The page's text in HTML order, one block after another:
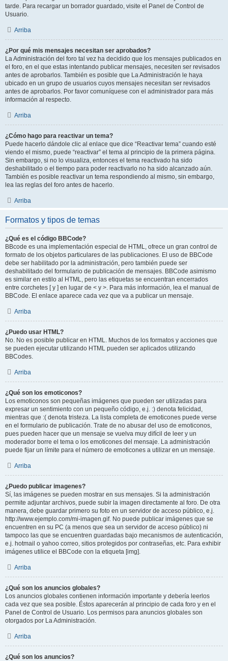
tarde. Para recargar un borrador guardado, visite el Panel de Control de
Usuario.
Arriba
¿Por qué mis mensajes necesitan ser aprobados?
La Administración del foro tal vez ha decidido que los mensajes publicados en
el foro, en el que estas intentando publicar mensajes, necesiten ser revisados
antes de aprobarlos. También es posible que La Administración le haya
ubicado en un grupo de usuarios cuyos mensajes necesitan ser revisados
antes de aprobarlos. Por favor comuníquese con el administrador para más
información al respecto.
Arriba
¿Cómo hago para reactivar un tema?
Puede hacerlo dándole clic al enlace que dice “Reactivar tema” cuando esté
viendo el mismo, puede “reactivar” el tema al principio de la primera página.
Sin embargo, si no lo visualiza, entonces el tema reactivado ha sido
deshabilitado o el tiempo para poder reactivarlo no ha sido alcanzado aún.
También es posible reactivar un tema respondiendo al mismo, sin embargo,
lea las reglas del foro antes de hacerlo.
Arriba
Formatos y tipos de temas
¿Qué es el código BBCode?
BBcode es una implementación especial de HTML, ofrece un gran control de
formato de los objetos particulares de las publicaciones. El uso de BBCode
debe ser habilitado por la administración, pero también puede ser
deshabilitado del formulario de publicación de mensajes. BBCode asimismo
es similar en estilo al HTML, pero las etiquetas se encuentran encerrados
entre corchetes [ y ] en lugar de < y >. Para más información, lea el manual de
BBCode. El enlace aparece cada vez que va a publicar un mensaje.
Arriba
¿Puedo usar HTML?
No. No es posible publicar en HTML. Muchos de los formatos y acciones que
se pueden ejecutar utilizando HTML pueden ser aplicados utilizando
BBCodes.
Arriba
¿Qué son los emoticonos?
Los emoticonos son pequeñas imágenes que pueden ser utilizadas para
expresar un sentimiento con un pequeño código, e.j. :) denota felicidad,
mientras que :( denota tristeza. La lista completa de emoticones puede verse
en el formulario de publicación. Trate de no abusar del uso de emoticonos,
pues pueden hacer que un mensaje se vuelva muy difícil de leer y un
moderador borre el tema o los emoticones del mensaje. La administración
puede fijar un límite para el número de emoticones a utilizar en un mensaje.
Arriba
¿Puedo publicar imagenes?
Sí, las imágenes se pueden mostrar en sus mensajes. Si la administración
permite adjuntar archivos, puede subir la imagen directamente al foro. De otra
manera, debe guardar primero su foto en un servidor de acceso público, e.j.
http://www.ejemplo.com/mi-imagen.gif. No puede publicar imágenes que se
encuentren en su PC (a menos que sea un servidor de acceso público) ni
tampoco las que se encuentren guardadas bajo mecanismos de autenticación,
e.j. hotmail o yahoo correo, sitios protegidos por contraseñas, etc. Para exhibir
imágenes utilice el BBCode con la etiqueta [img].
Arriba
¿Qué son los anuncios globales?
Los anuncios globales contienen información importante y debería leerlos
cada vez que sea posible. Éstos aparecerán al principio de cada foro y en el
Panel de Control de Usuario. Los permisos para anuncios globales son
otorgados por La Administración.
Arriba
¿Qué son los anuncios?